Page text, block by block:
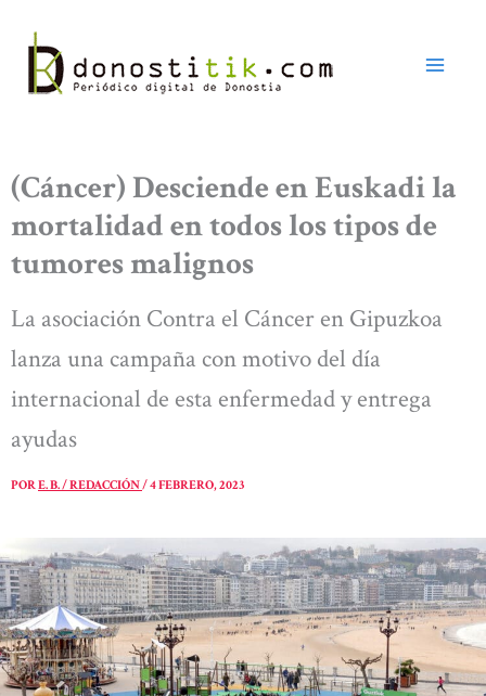
contenido
(Cáncer) Desciende en Euskadi la
mortalidad en todos los tipos de
tumores malignos
La asociación Contra el Cáncer en Gipuzkoa
lanza una campaña con motivo del día
internacional de esta enfermedad y entrega
ayudas
PORE. B. / REDACCIÓN/4 FEBRERO, 2023